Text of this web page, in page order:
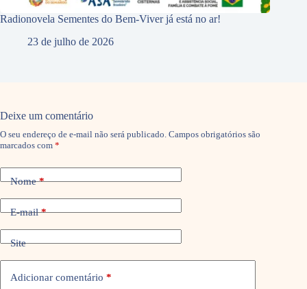
Radionovela Sementes do Bem-Viver já está no ar!
23 de julho de 2026
Deixe um comentário
O seu endereço de e-mail não será publicado. Campos obrigatórios são
marcados com *
Nome*
E-mail*
Site
Adicionar comentário *